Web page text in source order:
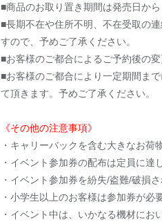
■商品のお取り置き期間は発売日か
■長期不在や住所不明、不在受取の
すので、予めご了承ください。
■お客様のご都合によるご予約後の
■お客様のご都合により一定期間ま
て頂きます。予めご了承ください。
《その他の注意事項》
・キャリーバックを含む大きなお
・イベント参加券の配布は定員に
・イベント参加券を紛失/盗難/破損
・小学生以上のお客様は参加券が必
・イベント中は、いかなる機材に